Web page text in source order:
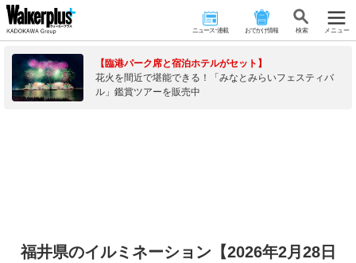
ニュース･連載 おでかけ情報 検 索 メニュー
【臨港パーク席と宿泊ホテルがセット】
花火を間近で堪能できる！「みなとみらいフェスティバ
ル」鑑賞ツアーを販売中
福井県のイルミネーション【2026年2月28日